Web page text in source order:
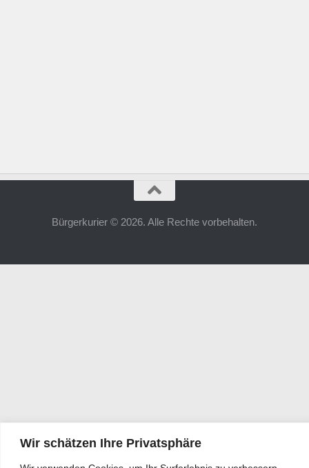
Wir schätzen Ihre Privatsphäre
Bürgerkurier © 2026. Alle Rechte vorbehalten.